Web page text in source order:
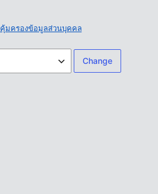
มครองข้อมูลส่วนบุคคล